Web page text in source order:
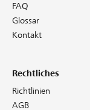
FAQ
Glossar
Kontakt
Rechtliches
Richtlinien
AGB